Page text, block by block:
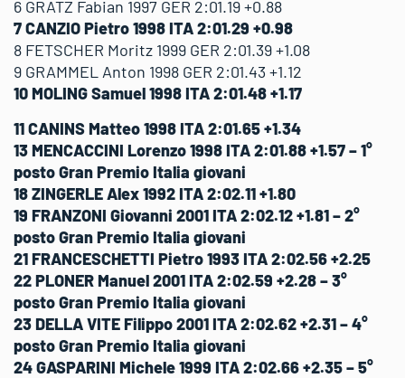
6 GRATZ Fabian 1997 GER 2:01.19 +0.88
7 CANZIO Pietro 1998 ITA 2:01.29 +0.98
8 FETSCHER Moritz 1999 GER 2:01.39 +1.08
9 GRAMMEL Anton 1998 GER 2:01.43 +1.12
10 MOLING Samuel 1998 ITA 2:01.48 +1.17
11 CANINS Matteo 1998 ITA 2:01.65 +1.34
13 MENCACCINI Lorenzo 1998 ITA 2:01.88 +1.57 – 1°
posto Gran Premio Italia giovani
18 ZINGERLE Alex 1992 ITA 2:02.11 +1.80
19 FRANZONI Giovanni 2001 ITA 2:02.12 +1.81 – 2°
posto Gran Premio Italia giovani
21 FRANCESCHETTI Pietro 1993 ITA 2:02.56 +2.25
22 PLONER Manuel 2001 ITA 2:02.59 +2.28 – 3°
posto Gran Premio Italia giovani
23 DELLA VITE Filippo 2001 ITA 2:02.62 +2.31 – 4°
posto Gran Premio Italia giovani
24 GASPARINI Michele 1999 ITA 2:02.66 +2.35 – 5°